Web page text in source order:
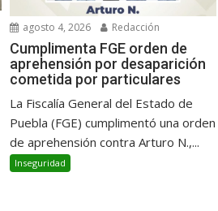
agosto 4, 2026 Redacción
Cumplimenta FGE orden de
aprehensión por desaparición
cometida por particulares
La Fiscalía General del Estado de
Puebla (FGE) cumplimentó una orden
de aprehensión contra Arturo N.,...
Inseguridad